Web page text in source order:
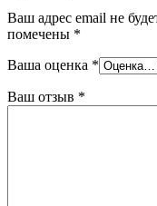
Ваш адрес email не
помечены *
Ваша оценка *
Ваш отзыв *